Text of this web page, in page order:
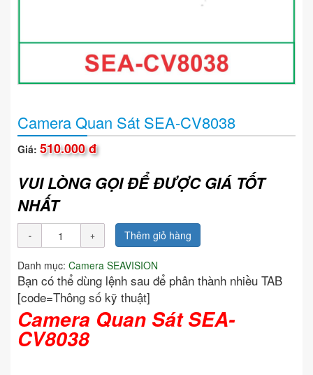
Camera Quan Sát SEA-CV8038
Giá: 510.000 đ
VUI LÒNG GỌI ĐỂ ĐƯỢC GIÁ TỐT
NHẤT
Thêm giỏ hàng
Danh mục: Camera SEAVISION
Bạn có thể dùng lệnh sau để phân thành nhiều TAB
[code=Thông số kỹ thuật]
Camera Quan Sát SEA-
CV8038